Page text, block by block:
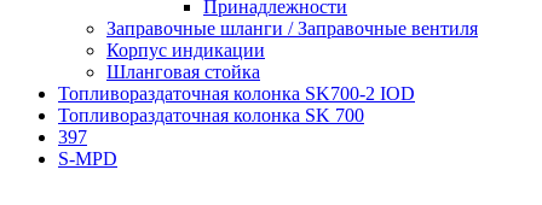
Принадлежности
Заправочные шланги / Заправочные вентиля
Корпус индикации
Шланговая стойка
Топливораздаточная колонка SK700-2 IOD
Топливораздаточная колонка SK 700
397
S-MPD